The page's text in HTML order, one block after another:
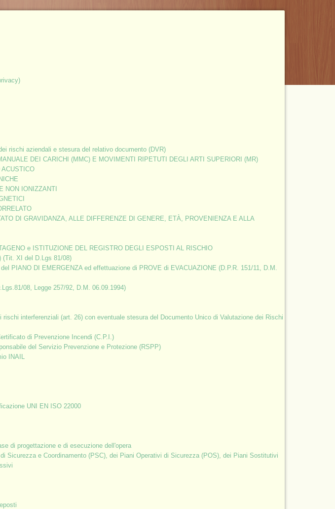
rischi aziendali e stesura del relativo documento (DVR)
DEI CARICHI (MMC) E MOVIMENTI RIPETUTI DEGLI ARTI SUPERIORI (MR)
NON IONIZZANTI
DI GRAVIDANZA, ALLE DIFFERENZE DI GENERE, ETÀ, PROVENIENZA E ALLA
e ISTITUZIONE DEL REGISTRO DEGLI ESPOSTI AL RISCHIO
(Tit. XI del D.Lgs 81/08)
PIANO DI EMERGENZA ed effettuazione di PROVE di EVACUAZIONE (D.P.R. 151/11, D.M.
08, Legge 257/92, D.M. 06.09.1994)
interferenziali (art. 26) con eventuale stesura del Documento Unico di Valutazione dei Rischi
di Prevenzione Incendi (C.P.I.)
del Servizio Prevenzione e Protezione (RSPP)
INAIL
UNI EN ISO 22000
di progettazione e di esecuzione dell'opera
Sicurezza e Coordinamento (PSC), dei Piani Operativi di Sicurezza (POS), dei Piani Sostitutivi
PER
uno o più lavoratori
attraverso dei corsi
al livello di rischio
aggiornamento
160/09, D.M. 10
il rilascio di un attestato
90%.
organizzative
Corsi antincendio di formazione e aggiornamento